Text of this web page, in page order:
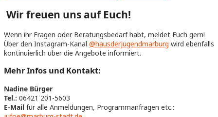
Wir freuen uns auf Euch!
Wenn ihr Fragen oder Beratungsbedarf habt, meldet Euch gern!
Über den Instagram-Kanal @hausderjugendmarburg wird ebenfalls
kontinuierlich über die Angebote informiert.
Mehr Infos und Kontakt:
Nadine Bürger
Tel.: 06421 201-5603
E-Mail für alle Anmeldungen, Programmanfragen etc.: